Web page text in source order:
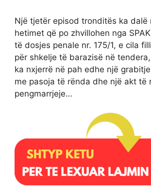
Një tjetër episod tronditës ka dalë
hetimet që po zhvillohen nga
të dosjes penale nr. 175/1, e cila
për shkelje të barazisë në
ka nxjerrë në pah edhe një
me pasoja të rënda dhe një akt të
pengmarrjeje…